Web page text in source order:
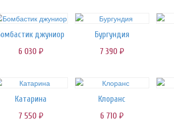
джуниор
6 030 руб.
Бургундия
7 390 руб.
Катарина
7 550 руб.
Клоранс
6 710 руб.